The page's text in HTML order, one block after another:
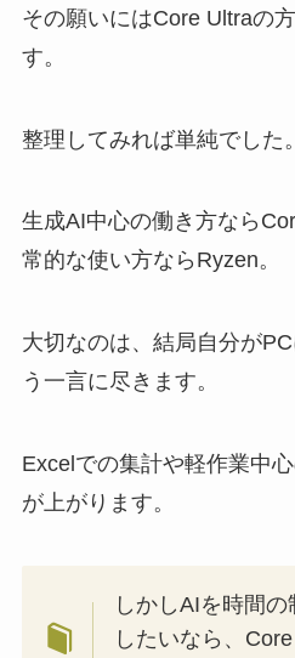
その願いにはCore Ultraの
す。
整理してみれば単純でした。
生成AI中心の働き方なら
常的な使い方ならRyzen。
大切なのは、結局自分が
う一言に尽きます。
Excelでの集計や軽作業中
が上がります。
しかしAIを時間
したいなら、